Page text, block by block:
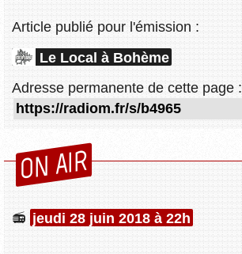
Article publié pour l'émission :
Le Local à Bohème
Adresse permanente de cette page :
ON AIR
jeudi 28 juin 2018 à 22h